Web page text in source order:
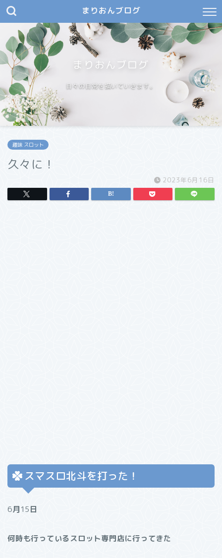
まりおんブログ
まりおんブログ
日々の日常を描いていきます。
趣味 スロット
久々に！
2023年6月16日
スマスロ北斗を打った！
6月15日
何時も行っているスロット専門店に行ってきた